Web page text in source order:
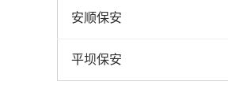
安顺保安
平坝保安